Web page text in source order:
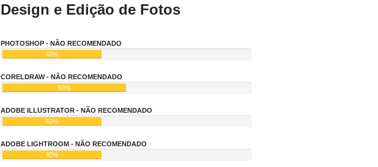
Design e Edição de Fotos
PHOTOSHOP - NÃO RECOMENDADO
40%
CORELDRAW - NÃO RECOMENDADO
50%
ADOBE ILLUSTRATOR - NÃO RECOMENDADO
40%
ADOBE LIGHTROOM - NÃO RECOMENDADO
40%